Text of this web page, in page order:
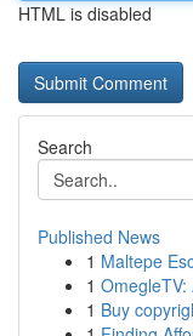
HTML is disabled
Search
Published News
1 Maltepe
1
1 Buy